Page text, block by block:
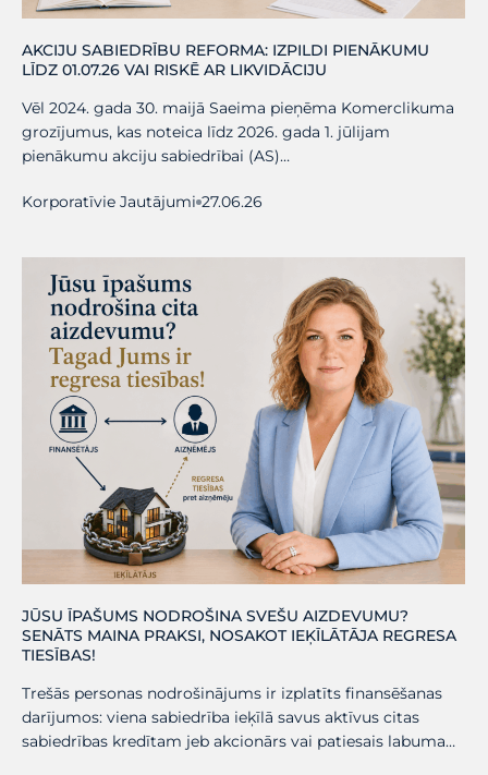
AKCIJU SABIEDRĪBU REFORMA: IZPILDI PIENĀKUMU
LĪDZ 01.07.26 VAI RISKĒ AR LIKVIDĀCIJU
Vēl 2024. gada 30. maijā Saeima pieņēma Komerclikuma
grozījumus, kas noteica līdz 2026. gada 1. jūlijam
pienākumu akciju sabiedrībai (AS)…
Korporatīvie Jautājumi 27.06.26
JŪSU ĪPAŠUMS NODROŠINA SVEŠU AIZDEVUMU?
SENĀTS MAINA PRAKSI, NOSAKOT IEĶĪLĀTĀJA REGRESA
TIESĪBAS!
Trešās personas nodrošinājums ir izplatīts finansēšanas
darījumos: viena sabiedrība ieķīlā savus aktīvus citas
sabiedrības kredītam jeb akcionārs vai patiesais labuma…